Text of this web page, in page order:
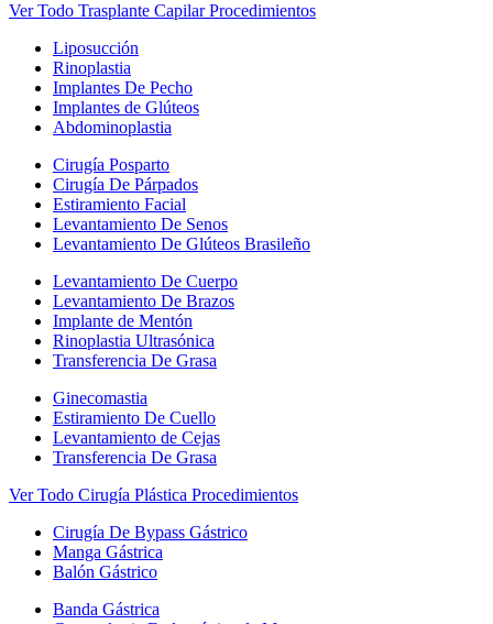
Ver Todo Trasplante Capilar Procedimientos
Liposucción
Rinoplastia
Implantes De Pecho
Implantes de Glúteos
Abdominoplastia
Cirugía Posparto
Cirugía De Párpados
Estiramiento Facial
Levantamiento De Senos
Levantamiento De Glúteos Brasileño
Levantamiento De Cuerpo
Levantamiento De Brazos
Implante de Mentón
Rinoplastia Ultrasónica
Transferencia De Grasa
Ginecomastia
Estiramiento De Cuello
Levantamiento de Cejas
Transferencia De Grasa
Ver Todo Cirugía Plástica Procedimientos
Cirugía De Bypass Gástrico
Manga Gástrica
Balón Gástrico
Banda Gástrica